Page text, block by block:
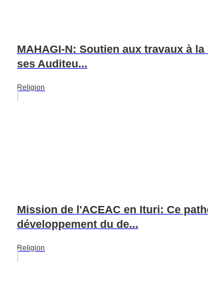
MAHAGI-N: Soutien aux travaux à
ses Auditeu...
Religion
Mission de l'ACEAC en Ituri: Ce
développement du de...
Religion